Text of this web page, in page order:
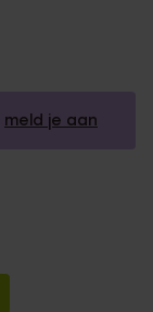
meld je aan